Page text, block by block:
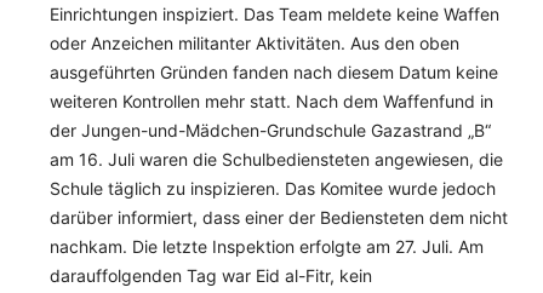
Einrichtungen inspiziert. Das Team meldete keine Waffen
oder Anzeichen militanter Aktivitäten. Aus den oben
ausgeführten Gründen fanden nach diesem Datum keine
weiteren Kontrollen mehr statt. Nach dem Waffenfund in
der Jungen-und-Mädchen-Grundschule Gazastrand „B“
am 16. Juli waren die Schulbediensteten angewiesen, die
Schule täglich zu inspizieren. Das Komitee wurde jedoch
darüber informiert, dass einer der Bediensteten dem nicht
nachkam. Die letzte Inspektion erfolgte am 27. Juli. Am
darauffolgenden Tag war Eid al-Fitr, kein